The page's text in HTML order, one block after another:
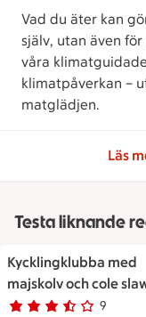
Vad du äter kan
själv, utan även
våra
klimatpåverkan –
matglädjen.
Läs
Testa liknande
Kycklingklubba med
majskolv och cole
Betyg 3.6 av 5. 9
9 personer har röstat